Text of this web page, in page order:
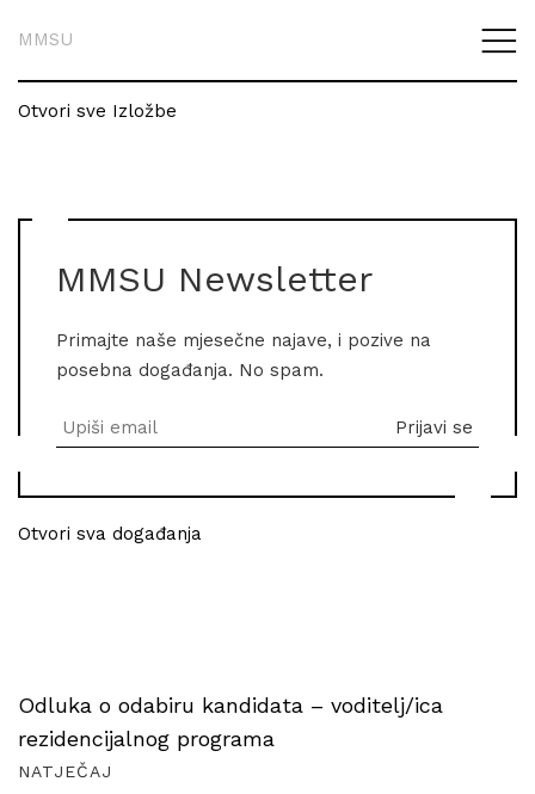
MMSU
Otvori sve Izložbe
MMSU Newsletter
Primajte naše mjesečne najave, i pozive na
posebna događanja. No spam.
Otvori sva događanja
Odluka o odabiru kandidata – voditelj/ica
rezidencijalnog programa
NATJEČAJ